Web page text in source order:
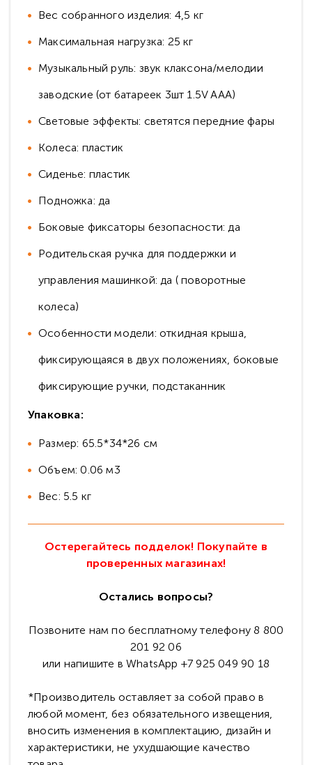
Вес собранного изделия: 4,5 кг
Максимальная нагрузка: 25 кг
Музыкальный руль: звук клаксона/мелодии
заводские (от батареек 3шт 1.5V AAA)
Световые эффекты: светятся передние фары
Колеса: пластик
Сиденье: пластик
Подножка: да
Боковые фиксаторы безопасности: да
Родительская ручка для поддержки и
управления машинкой: да ( поворотные
колеса)
Особенности модели: откидная крыша,
фиксирующаяся в двух положениях, боковые
фиксирующие ручки, подстаканник
Упаковка:
Размер: 65.5*34*26 см
Объем: 0.06 м3
Вес: 5.5 кг
Остерегайтесь подделок! Покупайте в
проверенных магазинах!
Остались вопросы?
Позвоните нам по бесплатному телефону 8 800
201 92 06
или напишите в WhatsApp +7 925 049 90 18
*Производитель оставляет за собой право в
любой момент, без обязательного извещения,
вносить изменения в комплектацию, дизайн и
характеристики, не ухудшающие качество